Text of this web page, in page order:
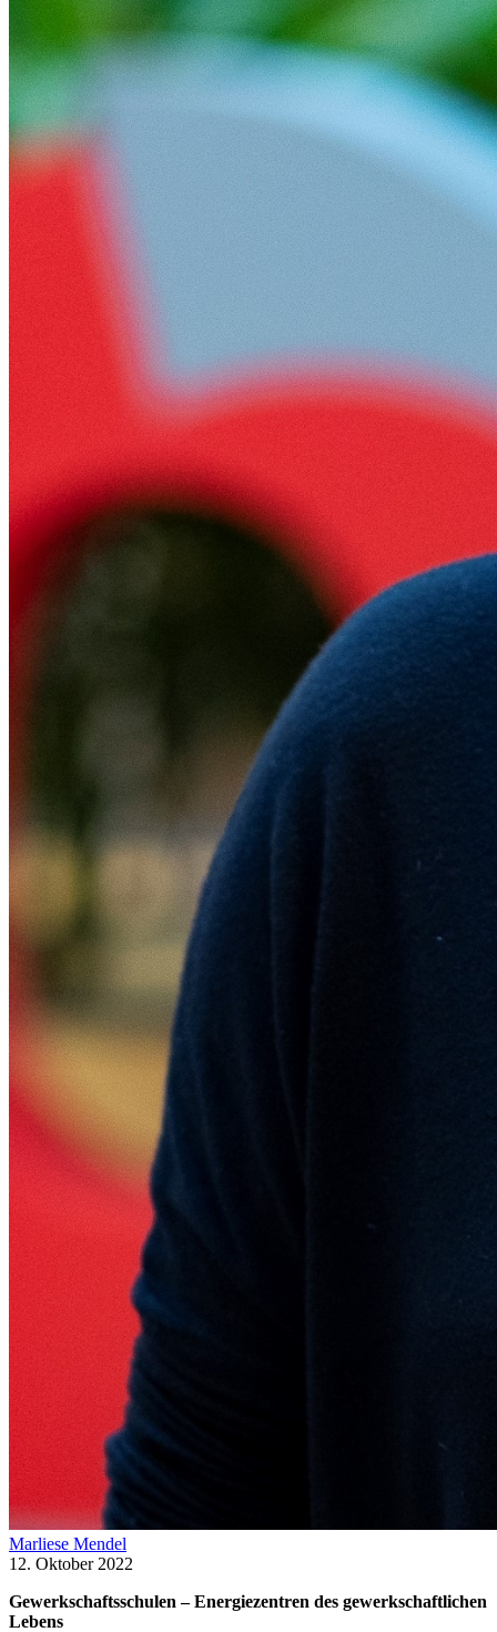
Marliese Mendel
12. Oktober 2022
Gewerkschaftsschulen – Energiezentren des gewerkschaftlichen
Lebens